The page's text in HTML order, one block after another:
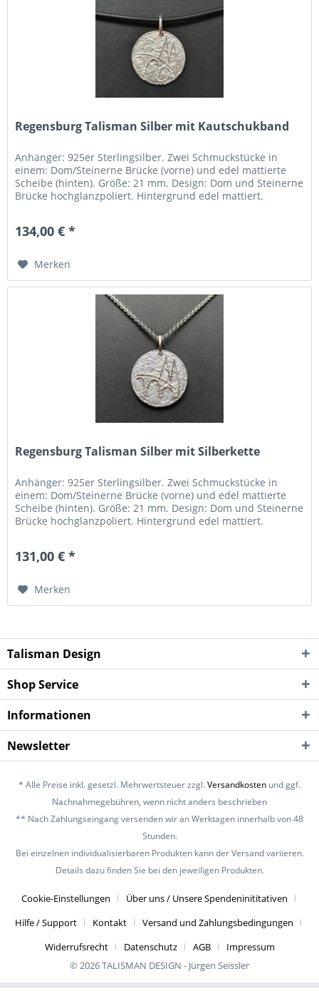
Regensburg Talisman Silber mit Kautschukband
Anhänger: 925er Sterlingsilber. Zwei Schmuckstücke in
einem: Dom/Steinerne Brücke (vorne) und edel mattierte
Scheibe (hinten). Größe: 21 mm. Design: Dom und Steinerne
Brücke hochglanzpoliert. Hintergrund edel mattiert.
134,00 € *
Merken
Regensburg Talisman Silber mit Silberkette
Anhänger: 925er Sterlingsilber. Zwei Schmuckstücke in
einem: Dom/Steinerne Brücke (vorne) und edel mattierte
Scheibe (hinten). Größe: 21 mm. Design: Dom und Steinerne
Brücke hochglanzpoliert. Hintergrund edel mattiert.
131,00 € *
Merken
Talisman Design
Shop Service
Informationen
Newsletter
* Alle Preise inkl. gesetzl. Mehrwertsteuer zzgl.Versandkosten und ggf.
Nachnahmegebühren, wenn nicht anders beschrieben
** Nach Zahlungseingang versenden wir an Werktagen innerhalb von 48
Stunden.
Bei einzelnen individualisierbaren Produkten kann der Versand variieren.
Details dazu finden Sie bei den jeweiligen Produkten.
Cookie-Einstellungen
Über uns / Unsere Spendeninititativen
Hilfe / Support
Kontakt
Versand und Zahlungsbedingungen
Widerrufsrecht
Datenschutz AGB
Impressum
© 2026 TALISMAN DESIGN - Jürgen Seissler